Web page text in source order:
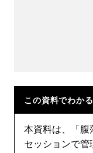
この資料でわか
本資料は、「腹
セッションで管